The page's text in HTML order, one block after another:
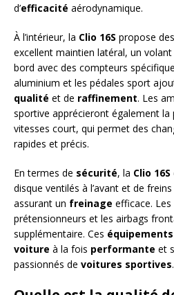
d’efficacité aérodynamique.
À l’intérieur, la Clio 16S propose
excellent maintien latéral, un
bord avec des compteurs
aluminium et les pédales sport
qualité et de raffinement. Les
sportive apprécieront également la
vitesses court, qui permet des
rapides et précis.
En termes de sécurité, la Clio 16S
disque ventilés à l’avant et de freins
assurant un freinage efficace.
prétensionneurs et les airbags
supplémentaire. Ces équipements
voiture à la fois performante et
passionnés de voitures sportives.